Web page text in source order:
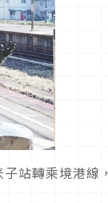
站轉乘境港線，